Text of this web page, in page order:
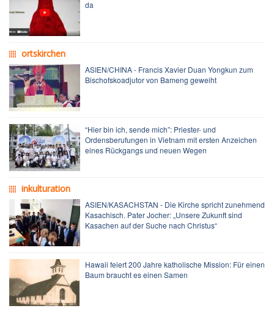
da
ortskirchen
ASIEN/CHINA - Francis Xavier Duan Yongkun zum
Bischofskoadjutor von Bameng geweiht
“Hier bin ich, sende mich”: Priester- und
Ordensberufungen in Vietnam mit ersten Anzeichen
eines Rückgangs und neuen Wegen
inkulturation
ASIEN/KASACHSTAN - Die Kirche spricht zunehmend
Kasachisch. Pater Jocher: „Unsere Zukunft sind
Kasachen auf der Suche nach Christus“
Hawaii feiert 200 Jahre katholische Mission: Für einen
Baum braucht es einen Samen